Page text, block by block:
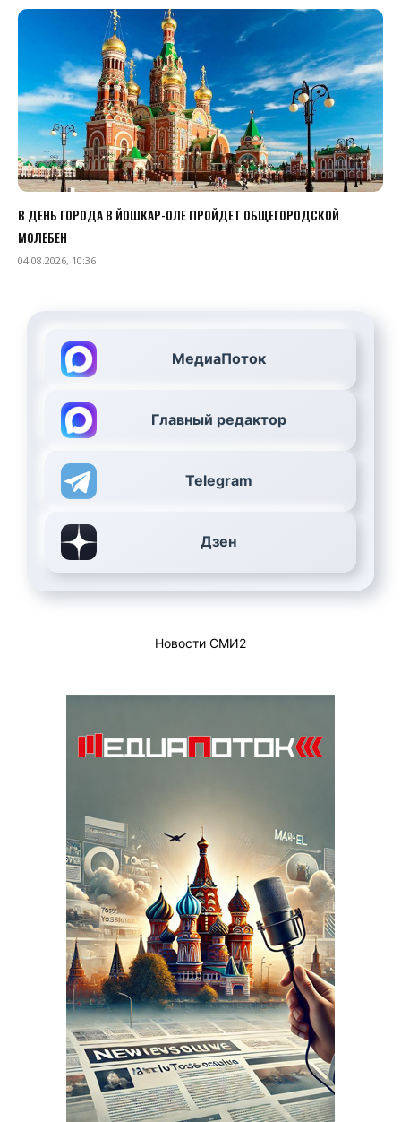
В ДЕНЬ ГОРОДА В ЙОШКАР-ОЛЕ ПРОЙДЕТ ОБЩЕГОРОДСКОЙ
МОЛЕБЕН
04.08.2026, 10:36
МедиаПоток
Главный редактор
Telegram
Дзен
Новости СМИ2